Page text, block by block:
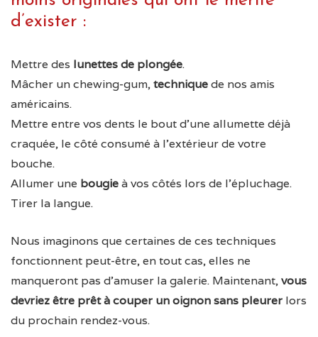
d’exister :
Mettre des lunettes de plongée.
Mâcher un chewing-gum,techniquede nos amis
américains.
Mettre entre vos dents le bout d’une allumette déjà
craquée, le côté consumé à l’extérieur de votre
bouche.
Allumer une bougieà vos côtés lors de l’épluchage.
Tirer la langue.
Nous imaginons que certaines de ces techniques
fonctionnent peut-être, en tout cas, elles ne
manqueront pas d’amuser la galerie. Maintenant,vous
devriez être prêt à couper un oignon sans pleurer lors
du prochain rendez-vous.